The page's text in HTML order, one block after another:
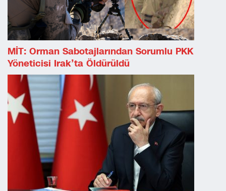
MİT: Orman Sabotajlarından Sorumlu PKK
Yöneticisi Irak’ta Öldürüldü